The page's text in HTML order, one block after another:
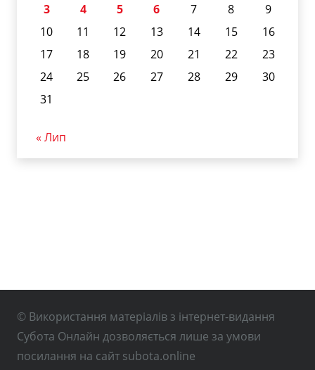
3
4 5 6 7 8
9
10
11 12 13 14 15
16
17
18 19 20 21 22
23
24
25 26 27 28 29
30
31
« Лип
© Використання матеріалів з інтернет-видання
Субота Онлайн дозволяється лише за умови
посилання на сайт subota.online